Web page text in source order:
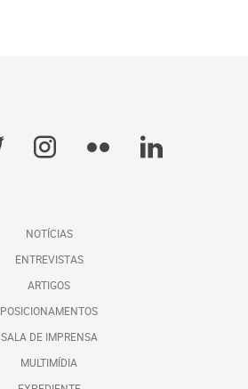
NOTÍCIAS
ENTREVISTAS
ARTIGOS
POSICIONAMENTOS
SALA DE IMPRENSA
MULTIMÍDIA